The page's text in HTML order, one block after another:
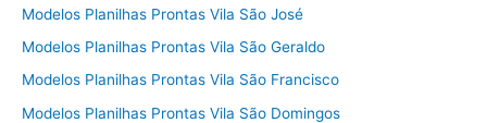
Modelos Planilhas Prontas Vila São José
Modelos Planilhas Prontas Vila São Geraldo
Modelos Planilhas Prontas Vila São Francisco
Modelos Planilhas Prontas Vila São Domingos